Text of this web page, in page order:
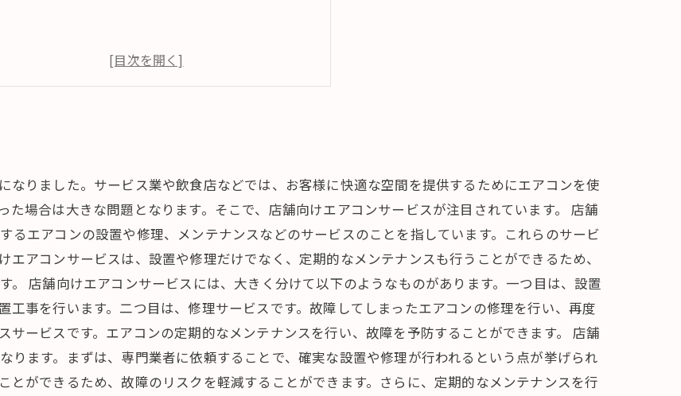
なりました。サービス業や飲食店などでは、お客様に快適な空間を提供するためにエアコンを使
場合は大きな問題となります。そこで、店舗向けエアコンサービスが注目されています。 店舗
るエアコンの設置や修理、メンテナンスなどのサービスのことを指しています。これらのサービ
アコンサービスは、設置や修理だけでなく、定期的なメンテナンスも行うことができるため、
。 店舗向けエアコンサービスには、大きく分けて以下のようなものがあります。一つ目は、設置
工事を行います。二つ目は、修理サービスです。故障してしまったエアコンの修理を行い、再度
ービスです。エアコンの定期的なメンテナンスを行い、故障を予防することができます。 店舗
ります。まずは、専門業者に依頼することで、確実な設置や修理が行われるという点が挙げられ
とができるため、故障のリスクを軽減することができます。さらに、定期的なメンテナンスを行